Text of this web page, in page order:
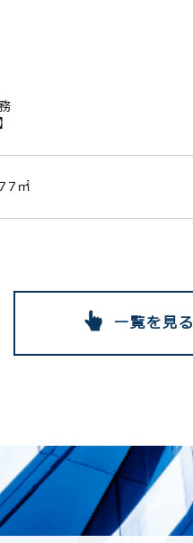
㎡
一覧を見る